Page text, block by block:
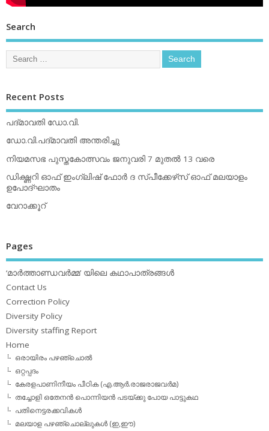
Search
Recent Posts
പദ്മാവതി ഡോ.വി.
ഡോ.വി.പദ്മാവതി അന്തരിച്ചു
നിയമസഭ പുസ്തകോത്സവം ജനുവരി 7 മുതല്‍ 13 വരെ
ഡിക്ഷ്ണറി ഓഫ് ഇംഗ്ലിഷ് ഫോര്‍ ദ സ്പീക്കേഴ്‌സ് ഓഫ് മലയാളം
ഉപോദ്ഘാതം
വേറാക്കൂറ്
Pages
‘മാര്‍ത്താണ്ഡവര്‍മ്മ’ യിലെ കഥാപാത്രങ്ങള്‍
Contact Us
Correction Policy
Diversity Policy
Diversity staffing Report
Home
ഒരായിരം പഴഞ്ചൊല്‍
ഒറ്റപ്പദം
കേരളപാണിനീയം പീഠിക (എ.ആര്‍.രാജരാജവര്‍മ)
തച്ചോളി ഒതേനൻ പൊന്നിയൻ പടയ്‌ക്കു പോയ പാട്ടുകഥ
പതിനെട്ടരക്കവികള്‍
മലയാള പഴഞ്ചൊല്ലുകള്‍ (ഇ,ഈ)